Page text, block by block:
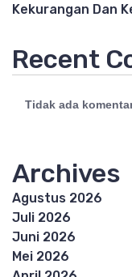
Kekurangan Dan
Recent
Tidak ada
Archives
Agustus 2026
Juli 2026
Juni 2026
Mei 2026